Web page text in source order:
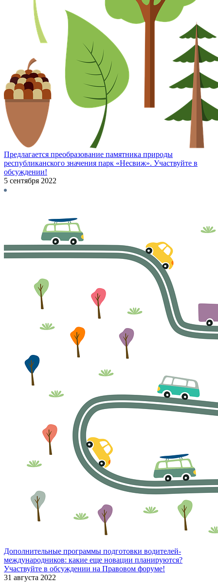
Предлагается преобразование памятника природы
республиканского значения парк «Несвиж». Участвуйте в
обсуждении!
5 сентября 2022
Дополнительные программы подготовки водителей-
международников: какие еще новации планируются?
Участвуйте в обсуждении на Правовом форуме!
31 августа 2022